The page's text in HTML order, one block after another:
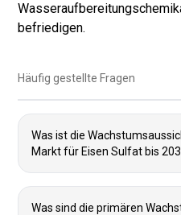
befriedigen.
Häufig gestellte Fragen
Was ist die
Markt für Eisen Sulfat bis
Was sind die primären